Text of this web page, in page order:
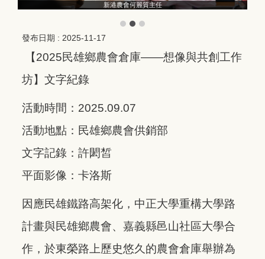
新港農會何麗質主任
發布日期 : 2025-11-17
【2025民雄鄉農會倉庫——想像與共創工作
坊】文字紀錄
活動時間： 2025.09.07
活動地點：民雄鄉農會供銷部
文字記錄：許閎皙
平面影像：卡洛斯
因應民雄鐵路高架化，中正大學重構大學路
計畫與民雄鄉農會、嘉義縣邑山社區大學合
作，於東榮路上歷史悠久的農會倉庫舉辦為